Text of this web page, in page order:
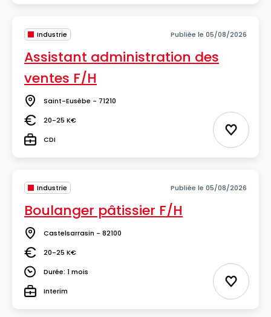
Industrie Publiée le 05/08/2026
Assistant administration des
ventes F/H
Lieu Saint-Eusèbe - 71210
Salaire20-25 K€
TypeCDI Ajouter
Industrie Publiée le 05/08/2026
Boulanger pâtissier F/H
Lieu Castelsarrasin - 82100
Salaire20-25 K€
DuréeDurée: 1 mois
TypeInterim Ajouter